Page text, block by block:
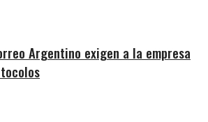
Argentino exigen a la empresa